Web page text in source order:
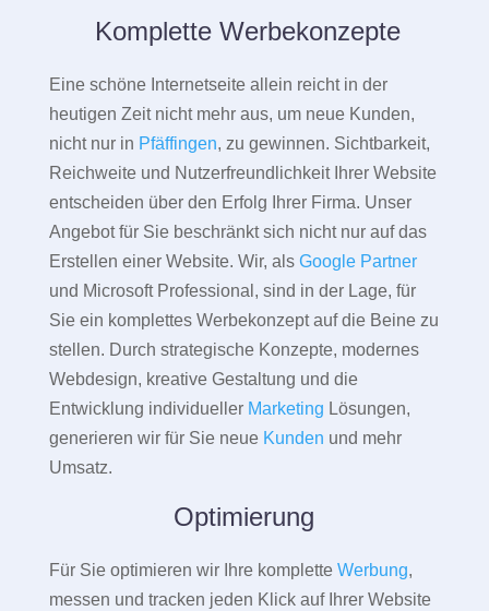
Komplette Werbekonzepte
Eine schöne Internetseite allein reicht in der
heutigen Zeit nicht mehr aus, um neue Kunden,
nicht nur in Pfäffingen, zu gewinnen. Sichtbarkeit,
Reichweite und Nutzerfreundlichkeit Ihrer Website
entscheiden über den Erfolg Ihrer Firma. Unser
Angebot für Sie beschränkt sich nicht nur auf das
Erstellen einer Website. Wir, als Google Partner
und Microsoft Professional, sind in der Lage, für
Sie ein komplettes Werbekonzept auf die Beine zu
stellen. Durch strategische Konzepte, modernes
Webdesign, kreative Gestaltung und die
Entwicklung individueller Marketing Lösungen,
generieren wir für Sie neue Kunden und mehr
Umsatz.
Optimierung
Für Sie optimieren wir Ihre komplette Werbung,
messen und tracken jeden Klick auf Ihrer Website